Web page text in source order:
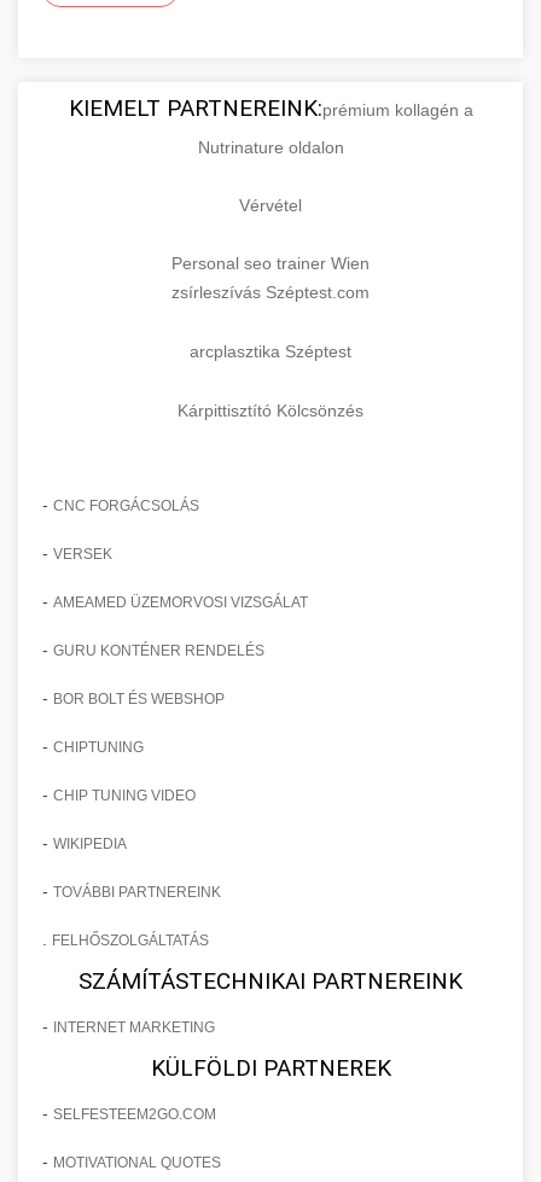
KIEMELT PARTNEREINK:prémium kollagén a
Nutrinature oldalon
Vérvétel
Personal seo trainer Wien
zsírleszívás Széptest.com
arcplasztika Széptest
Kárpittisztító Kölcsönzés
- CNC FORGÁCSOLÁS
- VERSEK
- AMEAMED ÜZEMORVOSI VIZSGÁLAT
- GURU KONTÉNER RENDELÉS
- BOR BOLT ÉS WEBSHOP
- CHIPTUNING
- CHIP TUNING VIDEO
- WIKIPEDIA
- TOVÁBBI PARTNEREINK
FELHŐSZOLGÁLTATÁS
SZÁMÍTÁSTECHNIKAI PARTNEREINK
- INTERNET MARKETING
KÜLFÖLDI PARTNEREK
- SELFESTEEM2GO.COM
- MOTIVATIONAL QUOTES